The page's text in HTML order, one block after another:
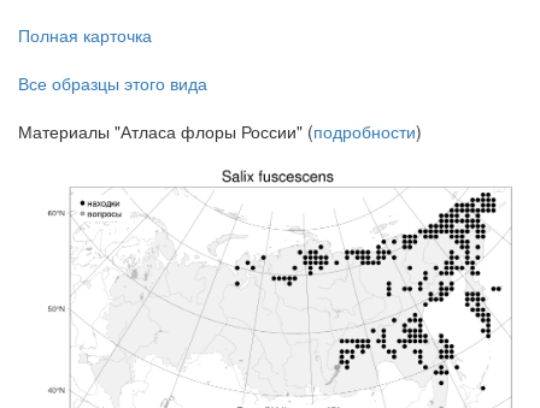
Полная карточка
Все образцы этого вида
Материалы "Атласа флоры России" (подробности)